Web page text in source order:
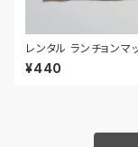
レンタル ランチョンマッ
44.8cm｜MAW014
¥440